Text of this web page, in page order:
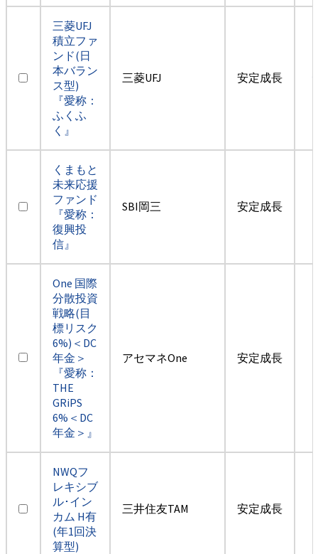
三菱UFJ
積立ファ
ンド(日
本バラン
ス型)
『愛称：
ふくふ
く』
三菱UFJ 安定成長
くまもと
未来応援
ファンド
『愛称：
復興投
信』
SBI岡三 安定成長
One 国際
分散投資
戦略(目
標リスク
6%)＜DC
年金＞
『愛称：
THE
GRiPS
6%＜DC
年金＞』
アセマネOne 安定成長
NWQフ
レキシブ
ル･イン
カム H有
(年1回決
算型)
三井住友TAM 安定成長